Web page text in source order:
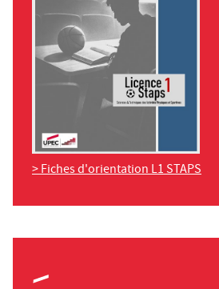
> Fiches d'orientation L1 STAPS